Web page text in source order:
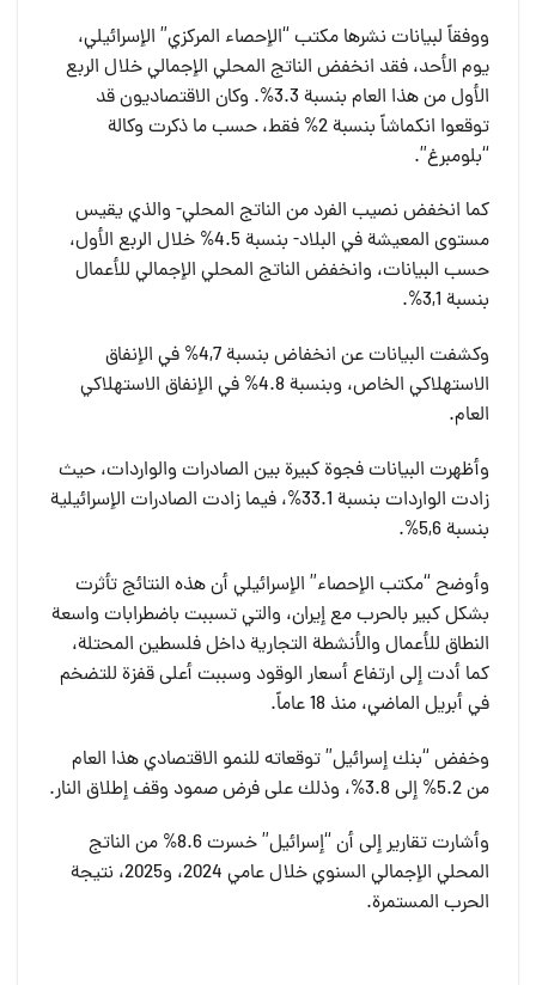
ووفقاً لبيانات نشرها مكتب “الإحصاء المركزي” الإسرائيلي،
يوم الأحد، فقد انخفض الناتج المحلي الإجمالي خلال الربع
الأول من هذا العام بنسبة 3.3%. وكان الاقتصاديون قد
توقعوا انكماشاً بنسبة 2% فقط، حسب ما ذكرت وكالة
“بلومبرغ”.
كما انخفض نصيب الفرد من الناتج المحلي- والذي يقيس
مستوى المعيشة في البلاد- بنسبة 4.5% خلال الربع الأول،
حسب البيانات، وانخفض الناتج المحلي الإجمالي للأعمال
بنسبة 3,1%.
وكشفت البيانات عن انخفاض بنسبة 4,7% في الإنفاق
الاستهلاكي الخاص، وبنسبة 4.8% في الإنفاق الاستهلاكي
العام.
وأظهرت البيانات فجوة كبيرة بين الصادرات والواردات، حيث
زادت الواردات بنسبة 33.1%، فيما زادت الصادرات الإسرائيلية
بنسبة 5,6%.
وأوضح “مكتب الإحصاء” الإسرائيلي أن هذه النتائج تأثرت
بشكل كبير بالحرب مع إيران، والتي تسببت باضطرابات واسعة
النطاق للأعمال والأنشطة التجارية داخل فلسطين المحتلة،
كما أدت إلى ارتفاع أسعار الوقود وسببت أعلى قفزة للتضخم
في أبريل الماضي، منذ 18 عاماً.
وخفض “بنك إسرائيل” توقعاته للنمو الاقتصادي هذا العام
من 5.2% إلى 3.8%، وذلك على فرض صمود وقف إطلاق النار.
وأشارت تقارير إلى أن “إسرائيل” خسرت 8.6% من الناتج
المحلي الإجمالي السنوي خلال عامي 2024، و2025، نتيجة
الحرب المستمرة.